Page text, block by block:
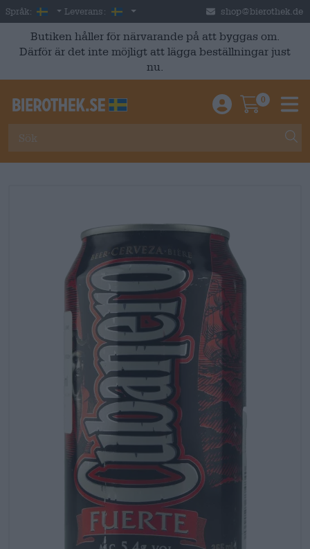
Skip to main content
Språk: Swedish
Leverans: Sverige shop@bierothek.de
Butiken håller för närvarande på att byggas om.
Därför är det inte möjligt att lägga beställningar just
nu.
Einloggen /
0